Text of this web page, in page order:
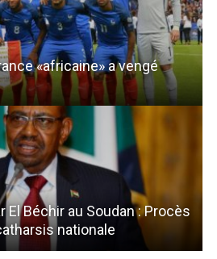
«africaine» a vengé
El Béchir au Soudan : Procès
nationale